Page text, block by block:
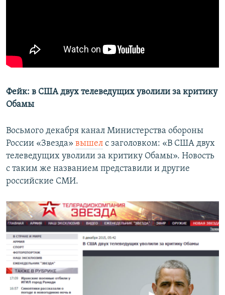
Фейк: в США двух телеведущих уволили за критику
Обамы
Восьмого декабря канал Министерства обороны
России «Звезда» вышел с заголовком: «В США двух
телеведущих уволили за критику Обамы». Новость
с таким же названием представили и другие
российские СМИ.